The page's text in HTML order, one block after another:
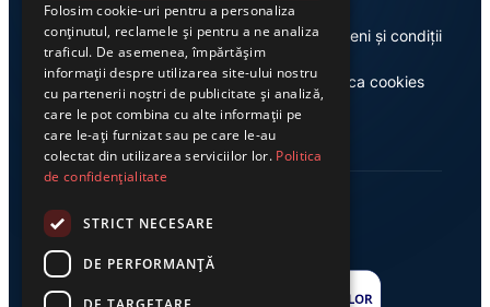
Despre noi
Casa de editură Exclusiv
Termeni și condiții
Politica cookies
Folosim cookie-uri pentru a personaliza
conținutul, reclamele și pentru a ne analiza
traficul. De asemenea, împărtășim
informații despre utilizarea site-ului nostru
cu partenerii noștri de publicitate și analiză,
care le pot combina cu alte informații pe
care le-ați furnizat sau pe care le-au
colectat din utilizarea serviciilor lor. Politica
de confidențialitate
STRICT NECESARE
DE PERFORMANȚĂ